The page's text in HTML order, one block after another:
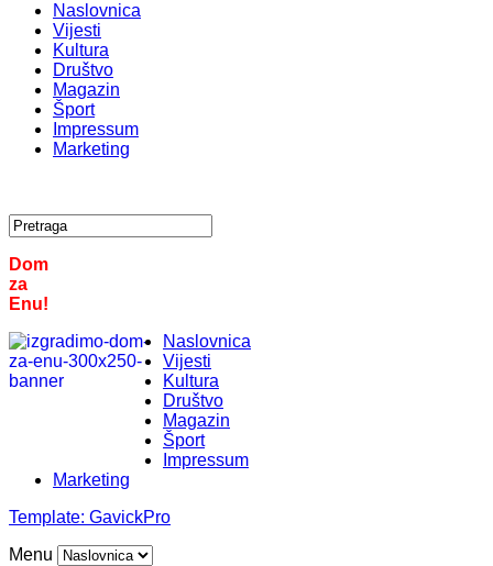
Naslovnica
Vijesti
Kultura
Društvo
Magazin
Šport
Impressum
Marketing
Dom
za
Enu!
Naslovnica
Vijesti
Kultura
Društvo
Magazin
Šport
Impressum
Marketing
Template: GavickPro
Menu